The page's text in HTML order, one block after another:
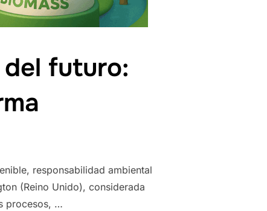
futuro:
responsabilidad ambiental
(Reino Unido), considerada
procesos, …